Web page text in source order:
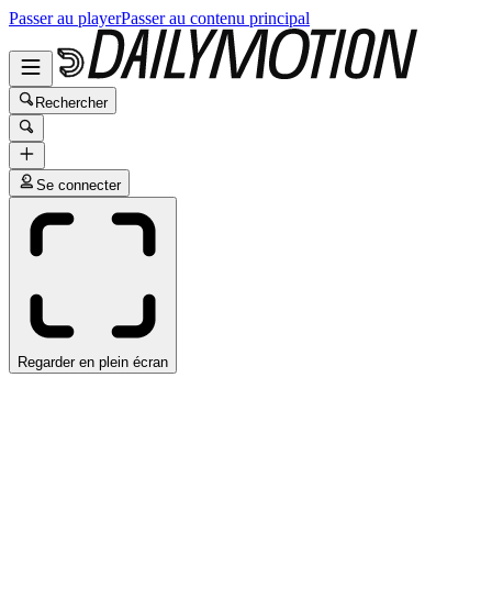
Passer au playerPasser au contenu principal
Rechercher
Se connecter
Regarder en plein écran